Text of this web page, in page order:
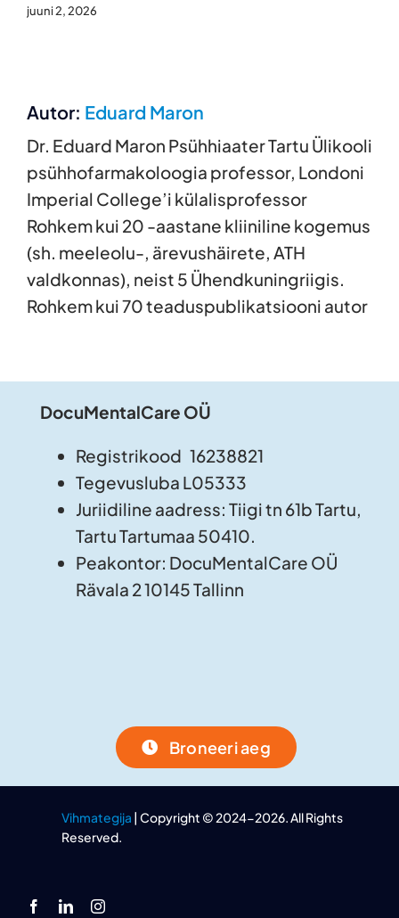
juuni 2, 2026
Autor: Eduard Maron
Dr. Eduard Maron Psühhiaater Tartu Ülikooli
psühhofarmakoloogia professor, Londoni
Imperial College’i külalisprofessor
Rohkem kui 20 -aastane kliiniline kogemus
(sh. meeleolu-, ärevushäirete, ATH
valdkonnas), neist 5 Ühendkuningriigis.
Rohkem kui 70 teaduspublikatsiooni autor
DocuMentalCare OÜ
Registrikood 16238821
Tegevusluba L05333
Juriidiline aadress: Tiigi tn 61b Tartu,
Tartu Tartumaa 50410.
Peakontor: DocuMentalCare OÜ
Rävala 2 10145 Tallinn
Broneeri aeg
Vihmategija | Copyright © 2024-2026. All Rights
Reserved.